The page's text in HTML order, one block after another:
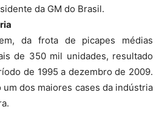
da GM do Brasil.
da frota de picapes médias
de 350 mil unidades, resultado
de 1995 a dezembro de 2009.
dos maiores cases da indústria